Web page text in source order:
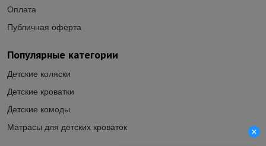
Популярные категории
Детские коляски
Детские кроватки
Детские комоды
Матрасы для детских кроваток
Оплата
Публичная оферта